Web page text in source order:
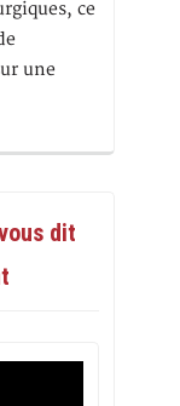
ce
une
dit